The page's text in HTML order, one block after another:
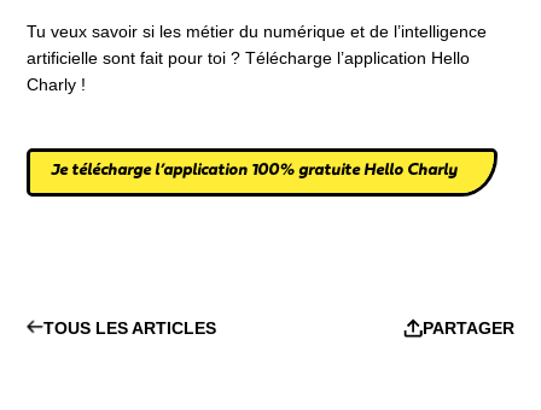
Tu veux savoir si les métier du numérique et de l’intelligence
artificielle sont fait pour toi ? Télécharge l’application Hello
Charly !
Je télécharge l’application 100% gratuite Hello Charly
TOUS LES ARTICLES PARTAGER